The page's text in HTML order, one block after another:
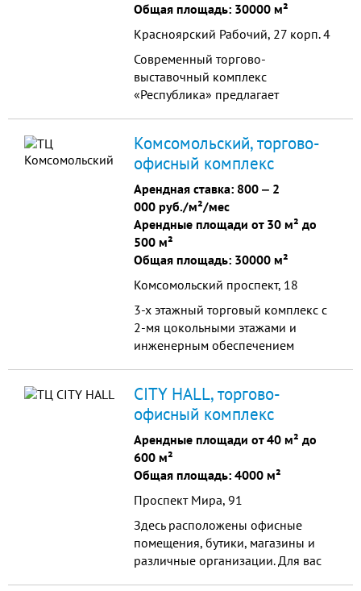
Общая площадь: 30000 м²
Красноярский Рабочий, 27 корп. 4
Современный торгово-
выставочный комплекс
«Республика» предлагает
отдела. Торговая площадь ТВК
Республика
Комсомольский, торгово-
офисный комплекс
Арендная ставка: 800 ‒ 2
000 руб./м²/мес
Арендные площади от 30 м² до
500 м²
Общая площадь: 30000 м²
Комсомольский проспект, 18
3-х этажный торговый комплекс с
2-мя цокольными этажами и
инженерным обеспечением
CITY HALL, торгово-
офисный комплекс
Арендные площади от 40 м² до
600 м²
Общая площадь: 4000 м²
Проспект Мира, 91
Здесь расположены офисные
помещения, бутики, магазины и
различные организации. Для вас